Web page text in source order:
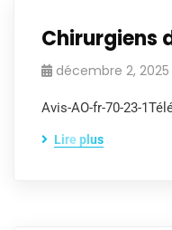
Chirurgiens
décembre 2, 2025
Avis-AO-fr-70-23-
Lire plus